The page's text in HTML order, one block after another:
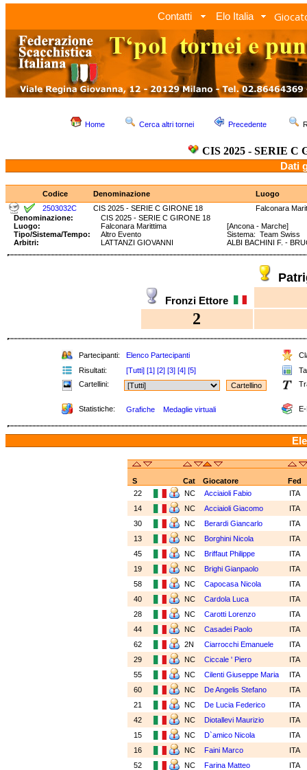
Contatti Elo Italia
Home Cerca altri tornei Precedente
CIS 2025 - SERIE C
Dati
Codice Denominazione
Luogo
2503032C
CIS 2025 - SERIE C GIRONE 18
Falconara
Denominazione:
CIS 2025 - SERIE C GIRONE 18
Luogo:
Falconara Marittima
[Ancona - Marche]
Tipo/Sistema/Tempo:
Altro Evento
Sistema: Team
Arbitri:
LATTANZI GIOVANNI ALBI BACHINI F. -
Fronzi Ettore
2
Partecipanti: Elenco Partecipanti
Risultati:
[Tutti] [1] [2] [3] [4] [5]
Cartellini:
Statistiche: Grafiche Medaglie virtuali
S Cat Giocatore
Fed
22
NC Acciaioli Fabio
ITA
14
NC Acciaioli Giacomo
ITA
30
NC Berardi Giancarlo
ITA
13
NC Borghini Nicola
ITA
45
NC Briffaut Philippe
ITA
19
NC Brighi Gianpaolo
ITA
58
NC Capocasa Nicola
ITA
40
NC Cardola Luca
ITA
28
NC Carotti Lorenzo
ITA
44
NC Casadei Paolo
ITA
62
2N Ciarrocchi Emanuele
ITA
29
NC Ciccale ' Piero
ITA
55
NC Cilenti Giuseppe Maria
ITA
60
NC De Angelis Stefano
ITA
21
NC De Lucia Federico
ITA
42
NC Diotallevi Maurizio
ITA
15
NC D`amico Nicola
ITA
16
NC Faini Marco
ITA
52
NC Farina Matteo
ITA